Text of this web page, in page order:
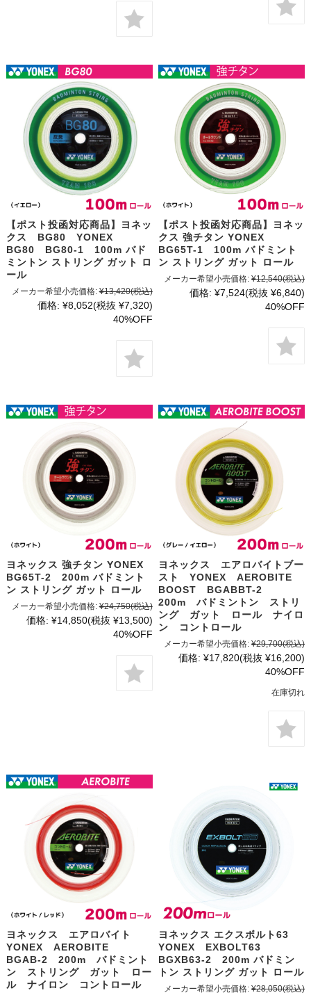
【ポスト投函対応商品】ヨネッ
クス BG80 YONEX
BG80 BG80-1 100m バド
ミントン ストリング ガット ロ
ール
メーカー希望小売価格: ¥13,420(税込)
価格: ¥8,052(税抜 ¥7,320)
40%OFF
【ポスト投函対応商品】ヨネッ
クス 強チタン YONEX
BG65T-1 100m バドミント
ン ストリング ガット ロール
メーカー希望小売価格: ¥12,540(税込)
価格: ¥7,524(税抜 ¥6,840)
40%OFF
ヨネックス 強チタン YONEX
BG65T-2 200m バドミント
ン ストリング ガット ロール
メーカー希望小売価格: ¥24,750(税込)
価格: ¥14,850(税抜 ¥13,500)
40%OFF
ヨネックス エアロバイトブー
スト YONEX AEROBITE
BOOST BGABBT-2
200m バドミントン ストリ
ング ガット ロール ナイロ
ン コントロール
メーカー希望小売価格: ¥29,700(税込)
価格: ¥17,820(税抜 ¥16,200)
40%OFF
在庫切れ
ヨネックス エアロバイト
YONEX AEROBITE
BGAB-2 200m バドミント
ン ストリング ガット ロー
ル ナイロン コントロール
ヨネックス エクスボルト63
YONEX EXBOLT63
BGXB63-2 200m バドミン
トン ストリング ガット ロール
メーカー希望小売価格: ¥28,050(税込)